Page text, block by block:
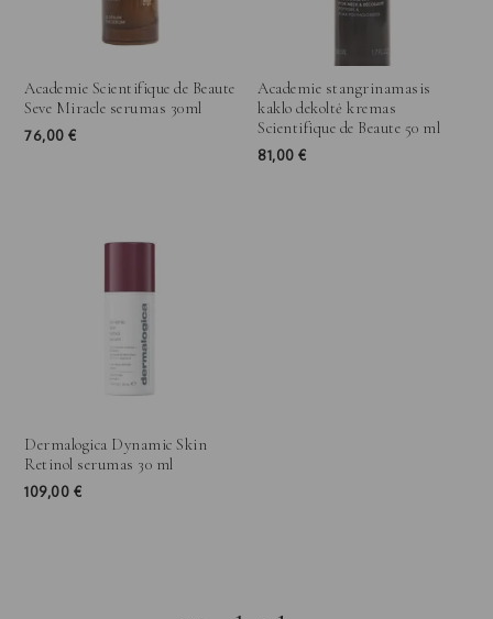
Academie Scientifique de Beaute
Seve Miracle serumas 30ml
76,00€
Academie stangrinamasis
kaklo dekoltė kremas
Scientifique de Beaute 50 ml
81,00 €
Dermalogica Dynamic Skin
Retinol serumas 30 ml
109,00 €